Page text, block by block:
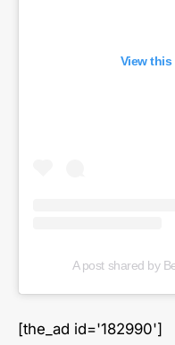
View
A post shared by
[the_ad id='182990']